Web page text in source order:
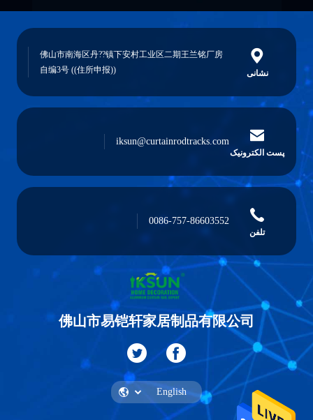
نشانی
佛山市南海区丹??镇下安村工业区二期王兰铭厂房
自编3号 ((住所申报))
پست الکترونیک
iksun@curtainrodtracks.com
تلفن
0086-757-86603552
佛山市易铠轩家居制品有限公司